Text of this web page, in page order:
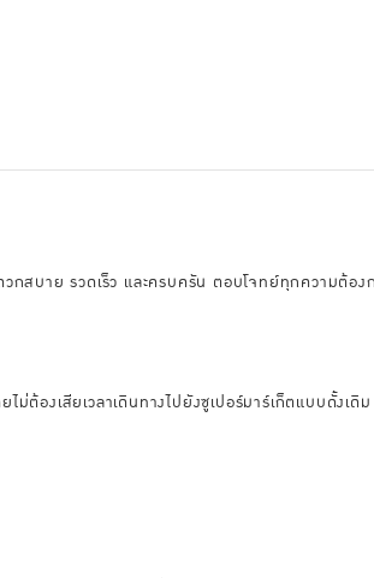
กสบาย รวดเร็ว และครบครัน ตอบโจทย์ทุกความต้อง
ต้องเสียเวลาเดินทางไปยังซูเปอร์มาร์เก็ตแบบดั้งเดิม